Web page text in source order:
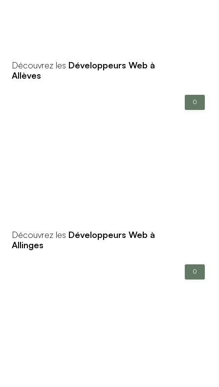
Découvrez les Développeurs Web à
Allèves
0
Découvrez les Développeurs Web à
Allinges
0